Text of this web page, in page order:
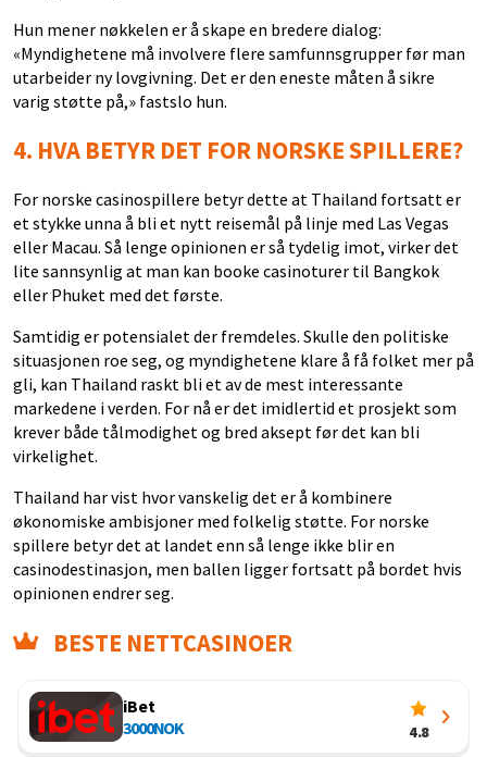
Hun mener nøkkelen er å skape en bredere dialog:
«Myndighetene må involvere flere samfunnsgrupper før man
utarbeider ny lovgivning. Det er den eneste måten å sikre
varig støtte på,» fastslo hun.
4. HVA BETYR DET FOR NORSKE SPILLERE?
For norske casinospillere betyr dette at Thailand fortsatt er
et stykke unna å bli et nytt reisemål på linje med Las Vegas
eller Macau. Så lenge opinionen er så tydelig imot, virker det
lite sannsynlig at man kan booke casinoturer til Bangkok
eller Phuket med det første.
Samtidig er potensialet der fremdeles. Skulle den politiske
situasjonen roe seg, og myndighetene klare å få folket mer på
gli, kan Thailand raskt bli et av de mest interessante
markedene i verden. For nå er det imidlertid et prosjekt som
krever både tålmodighet og bred aksept før det kan bli
virkelighet.
Thailand har vist hvor vanskelig det er å kombinere
økonomiske ambisjoner med folkelig støtte. For norske
spillere betyr det at landet enn så lenge ikke blir en
casinodestinasjon, men ballen ligger fortsatt på bordet hvis
opinionen endrer seg.
BESTE NETTCASINOER
iBet
3000NOK 4.8